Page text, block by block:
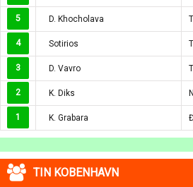
5 D. Khocholava
4 Sotirios
3 D. Vavro
2 K. Diks
1 K. Grabara
TIN KOBENHAVN